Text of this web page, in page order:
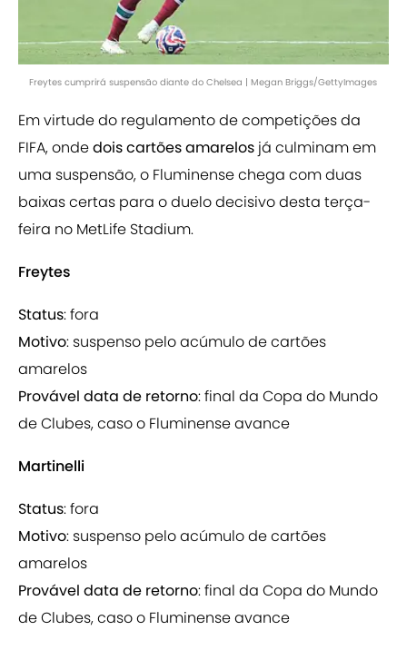
Freytes cumprirá suspensão diante do Chelsea | Megan Briggs/GettyImages
Em virtude do regulamento de competições da
FIFA, ondedois cartões amarelos já culminam em
uma suspensão, o Fluminense chega com duas
baixas certas para o duelo decisivo desta terça-
feira no MetLife Stadium.
Freytes
Status: fora
Motivo: suspenso pelo acúmulo de cartões
amarelos
Provável data de retorno: final da Copa do Mundo
de Clubes, caso o Fluminense avance
Martinelli
Status: fora
Motivo: suspenso pelo acúmulo de cartões
amarelos
Provável data de retorno: final da Copa do Mundo
de Clubes, caso o Fluminense avance